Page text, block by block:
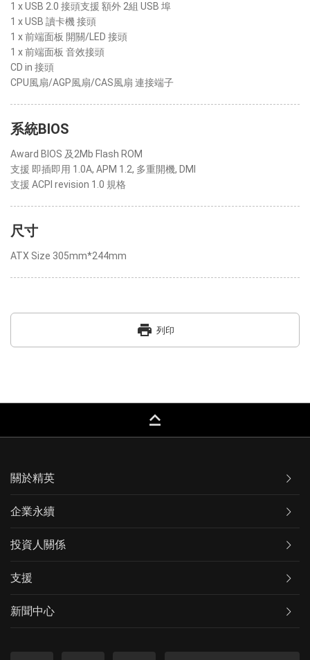
1 x USB 2.0 接頭支援 額外 2組 USB 埠
1 x USB 讀卡機 接頭
1 x 前端面板 開關/LED 接頭
1 x 前端面板 音效接頭
CD in 接頭
CPU風扇/AGP風扇/CAS風扇 連接端子
系統BIOS
Award BIOS 及2Mb Flash ROM
支援 即插即用 1.0A, APM 1.2, 多重開機, DMI
支援 ACPI revision 1.0 規格
尺寸
ATX Size 305mm*244mm
print 列印
keyboard_capslock
關於精英
企業永續
投資人關係
支援
新聞中心